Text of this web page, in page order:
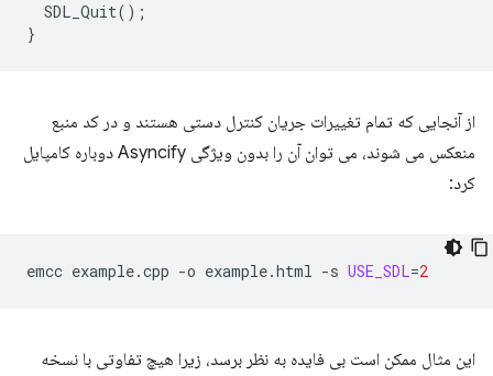
SDL_Quit();
}
از آنجایی که تمام تغییرات جریان کنترل دستی هستند و در کد منبع
منعکس می شوند، می توان آن را بدون ویژگی Asyncify دوباره کامپایل
کرد:
emcc example.cpp -o example.html -s USE_SDL=2
این مثال ممکن است بی فایده به نظر برسد، زیرا هیچ تفاوتی با نسخه